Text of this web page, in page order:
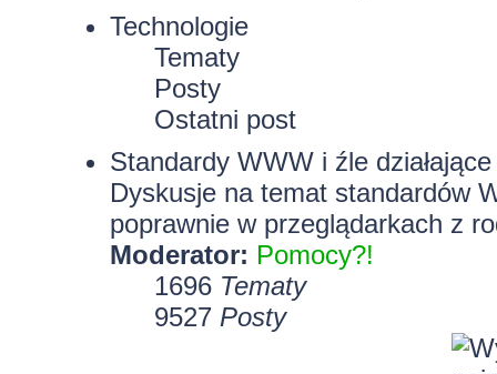
Technologie
Tematy
Posty
Ostatni post
Standardy WWW i źle
Dyskusje na temat standardów
poprawnie w przeglądarkach z
Moderator: Pomocy?!
1696 Tematy
9527 Posty